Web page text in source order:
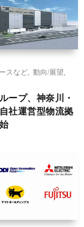
スなど
動向/展望
ープ、神奈川・
社運営型物流拠